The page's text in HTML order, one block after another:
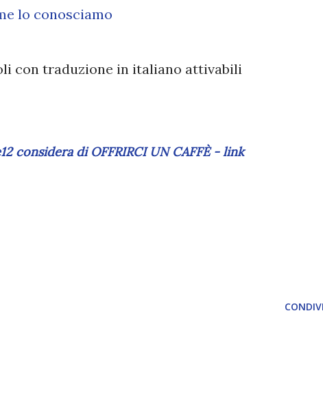
lo conosciamo
con traduzione in italiano attivabili
considera di OFFRIRCI UN CAFFÈ - link